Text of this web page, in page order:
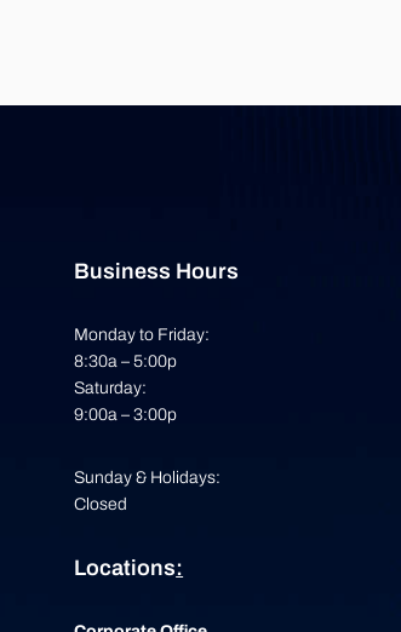
Business Hours
Monday to Friday:
8:30a – 5:00p
Saturday:
9:00a – 3:00p
Sunday & Holidays:
Closed
Locations: